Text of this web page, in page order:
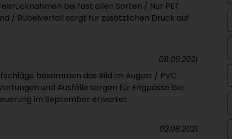
bei fast allen Sorten / Nur PET
/ Rubelverfall sorgt für zusätzlichen Druck auf
bestimmen das Bild im August / PVC
und Ausfälle sorgen für Engpässe bei
im September erwartet
08.09.2021
02.08.2021